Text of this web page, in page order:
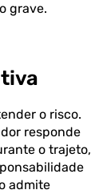
grave.
o risco.
responde
o trajeto,
admite